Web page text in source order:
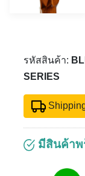
รหัสสินค้า:
SERIES
มีสินค้าพ